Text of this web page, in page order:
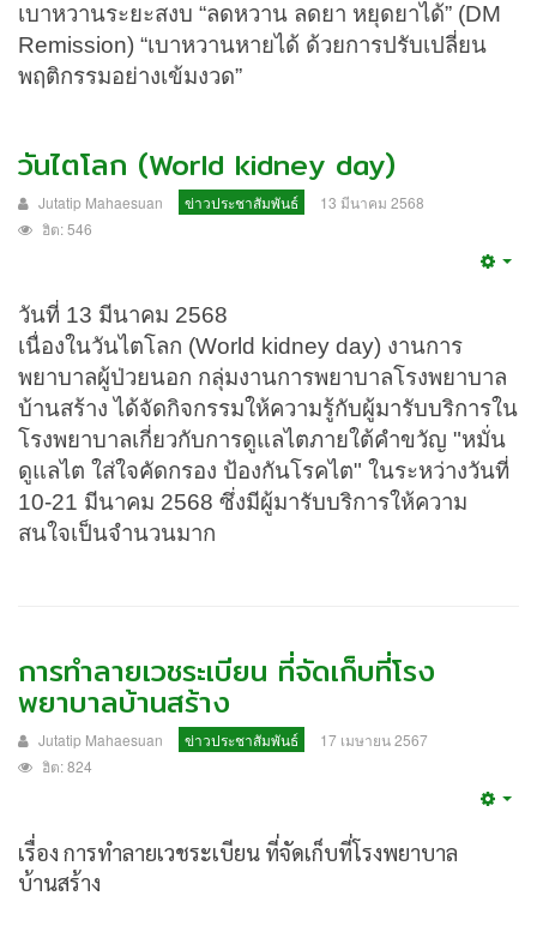
เบาหวานระยะสงบ “ลดหวาน ลดยา หยุดยาได้” (DM
Remission) “เบาหวานหายได้ ด้วยการปรับเปลี่ยน
พฤติกรรมอย่างเข้มงวด”
วันไตโลก (World kidney day)
Jutatip Mahaesuan ข่าวประชาสัมพันธ์
13 มีนาคม 2568
ฮิต: 546
วันที่ 13 มีนาคม 2568
เนื่องในวันไตโลก (World kidney day) งานการ
พยาบาลผู้ป่วยนอก กลุ่มงานการพยาบาลโรงพยาบาล
บ้านสร้าง ได้จัดกิจกรรมให้ความรู้กับผู้มารับบริการใน
โรงพยาบาลเกี่ยวกับการดูแลไตภายใต้คำขวัญ "หมั่น
ดูแลไต ใส่ใจคัดกรอง ป้องกันโรคไต" ในระหว่างวันที่
10-21 มีนาคม 2568 ซึ่งมีผู้มารับบริการให้ความ
สนใจเป็นจำนวนมาก
การทำลายเวชระเบียน ที่จัดเก็บที่โรง
พยาบาลบ้านสร้าง
Jutatip Mahaesuan ข่าวประชาสัมพันธ์
17 เมษายน 2567
ฮิต: 824
เรื่อง การทำลายเวชระเบียน ที่จัดเก็บที่โรงพยาบาล
บ้านสร้าง